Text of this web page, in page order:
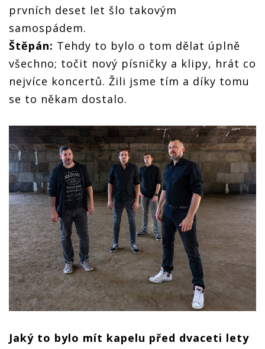
prvních deset let šlo takovým
samospádem.
Štěpán: Tehdy to bylo o tom dělat úplně
všechno; točit nový písničky a klipy, hrát co
nejvíce koncertů. Žili jsme tím a díky tomu
se to někam dostalo.
Jaký to bylo mít kapelu před dvaceti lety